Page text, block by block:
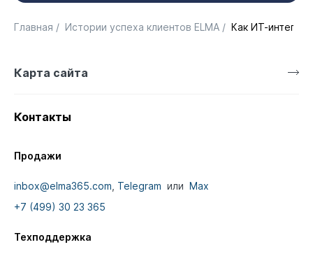
Главная / Истории успеха клиентов ELMA / Как ИТ-
Карта сайта
Контакты
Продажи
inbox@elma365.com Telegram или Max
+7 (499) 30 23 365
Техподдержка